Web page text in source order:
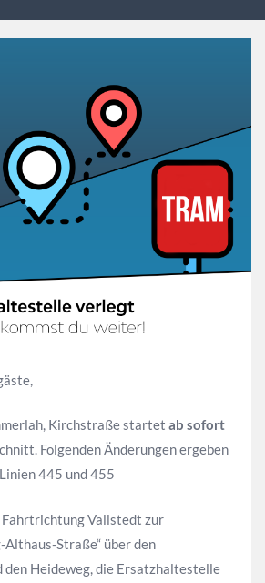
Kirchstraße startet ab sofort
Folgenden Änderungen ergeben
445 und 455
Fahrtrichtung Vallstedt zur
Straße“ über den
den Heideweg, die Ersatzhaltestelle